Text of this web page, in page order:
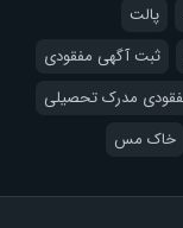
پالت
ثبت آگهی مفقودی
مدرک تحصیلی
خاک مس